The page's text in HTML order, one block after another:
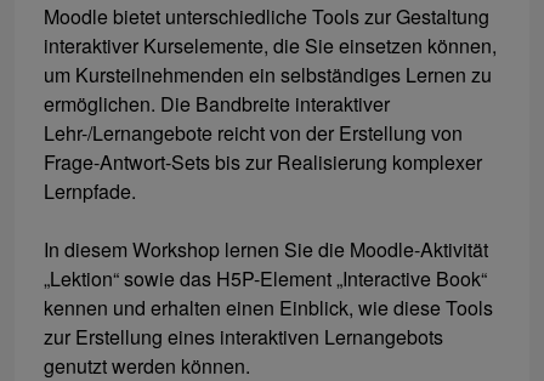
Moodle bietet unterschiedliche Tools zur Gestaltung
interaktiver Kurselemente, die Sie einsetzen können,
um Kursteilnehmenden ein selbständiges Lernen zu
ermöglichen. Die Bandbreite interaktiver
Lehr-/Lernangebote reicht von der Erstellung von
Frage-Antwort-Sets bis zur Realisierung komplexer
Lernpfade.
In diesem Workshop lernen Sie die Moodle-Aktivität
„Lektion“ sowie das H5P-Element „Interactive Book“
kennen und erhalten einen Einblick, wie diese Tools
zur Erstellung eines interaktiven Lernangebots
genutzt werden können.